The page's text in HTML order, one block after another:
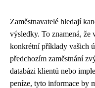
Zaměstnavatelé hledají
výsledky. To znamená, že
konkrétní příklady vašich
předchozím zaměstnání
databázi klientů nebo
peníze, tyto informace by